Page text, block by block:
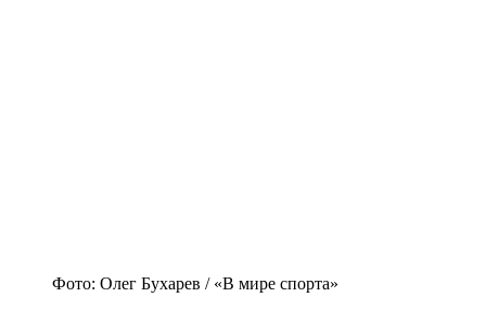
Фото: Олег Бухарев / «В мире спорта»